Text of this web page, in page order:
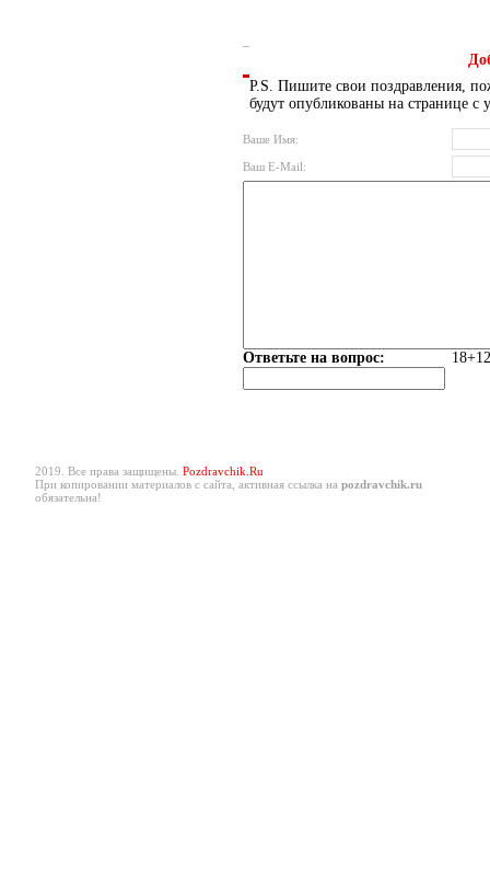
P.S. Пишите свои поздравления,
будут опубликованы на странице с
Ваше Имя:
Ваш E-Mail:
Ответьте на вопрос:
2019. Все права защищены. Pozdravchik.Ru
При копировании материалов с сайта, активная ссылка на pozdravchik.ru
обязательна!